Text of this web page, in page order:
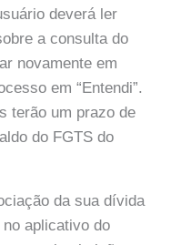
deverá ler
a consulta do
novamente em
em “Entendi”.
terão um prazo de
do FGTS do
da sua dívida
aplicativo do